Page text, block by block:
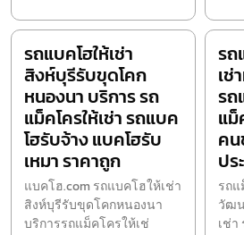
รถแบคโฮให้เช่า
สิงห์บุรีรับขุดโคก
หนองนา บริการ รถ
แม็คโครให้เช่า รถแบค
โฮรับจ้าง แบคโฮรับ
เหมา ราคาถูก
แบคโฮ.com รถแบคโฮให้เช่า
สิงห์บุรีรับขุดโคกหนองนา
บริการรถแม็คโครให้เช่
รถ
เช่
รถ
แม็
คน
ปร
รถ
วัฒ
เช่า